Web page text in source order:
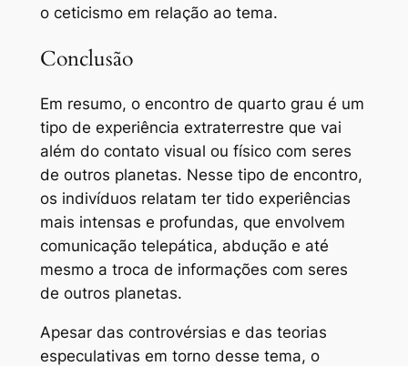
o ceticismo em relação ao tema.
Conclusão
Em resumo, o encontro de quarto grau é um
tipo de experiência extraterrestre que vai
além do contato visual ou físico com seres
de outros planetas. Nesse tipo de encontro,
os indivíduos relatam ter tido experiências
mais intensas e profundas, que envolvem
comunicação telepática, abdução e até
mesmo a troca de informações com seres
de outros planetas.
Apesar das controvérsias e das teorias
especulativas em torno desse tema, o